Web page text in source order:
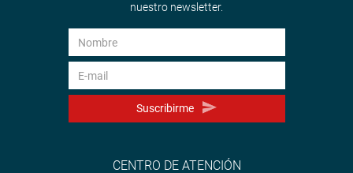
nuestro newsletter.
Suscribirme
CENTRO DE ATENCIÓN